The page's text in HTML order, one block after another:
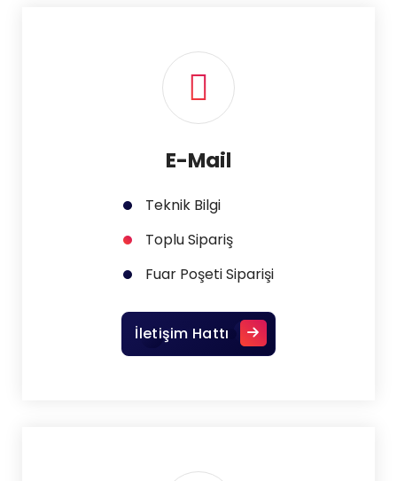
E-Mail
Teknik Bilgi
Toplu Sipariş
Fuar Poşeti Siparişi
İletişim Hattı